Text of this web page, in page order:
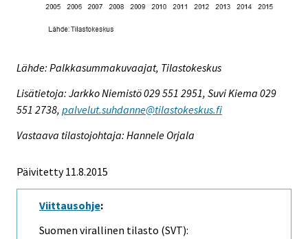
Lähde: Palkkasummakuvaajat, Tilastokeskus
Lisätietoja: Jarkko Niemistö 029 551 2951, Suvi Kiema 029
551 2738, palvelut.suhdanne@tilastokeskus.fi
Vastaava tilastojohtaja: Hannele Orjala
Päivitetty 11.8.2015
Viittausohje:
Suomen virallinen tilasto (SVT):